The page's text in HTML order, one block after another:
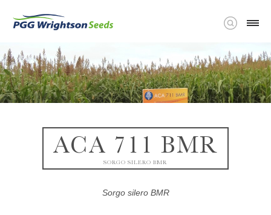
ACA 711 BMR
SORGO SILERO BMR
Sorgo silero BMR